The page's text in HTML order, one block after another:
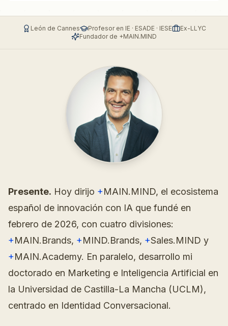
León de Cannes Profesor en IE · ESADE · IESE
Ex-LLYC
Fundador de +MAIN.MIND
Presente. Hoy dirijo +MAIN.MIND, el ecosistema
español de innovación con IA que fundé en
febrero de 2026, con cuatro divisiones:
+MAIN.Brands, +MIND.Brands, +Sales.MIND y
+MAIN.Academy. En paralelo, desarrollo mi
doctorado en Marketing e Inteligencia Artificial en
la Universidad de Castilla-La Mancha (UCLM),
centrado en Identidad Conversacional.